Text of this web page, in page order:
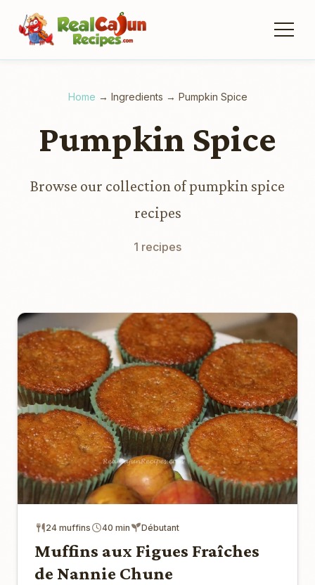
Home → Ingredients → Pumpkin Spice
Pumpkin Spice
Browse our collection of pumpkin spice
recipes
1 recipes
24 muffins 40 min Débutant
Muffins aux Figues Fraîches
de Nannie Chune